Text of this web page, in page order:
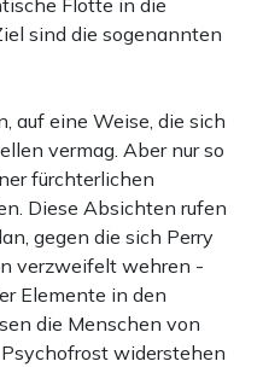
Flotte in die
sind die sogenannten
auf eine Weise, die sich
vermag. Aber nur so
fürchterlichen
Diese Absichten rufen
gegen die sich Perry
verzweifelt wehren -
Elemente in den
die Menschen von
widerstehen